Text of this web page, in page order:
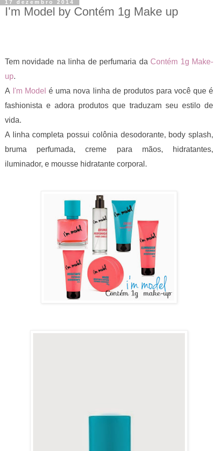
17 dezembro 2014
I'm Model by Contém 1g Make up
Tem novidade na linha de perfumaria da Contém 1g Make-
up.
A
I'm Model é uma nova linha de produtos para você que é
fashionista e adora produtos que traduzam seu estilo de
vida.
A linha completa possui colônia desodorante, body splash,
bruma perfumada, creme para mãos, hidratantes,
iluminador, e mousse hidratante corporal.